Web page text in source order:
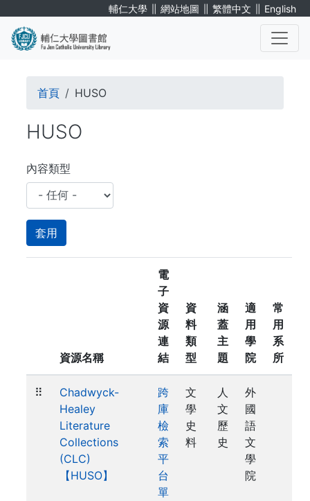
輔仁大學 ∥ 網站地圖 ∥ 繁體中文 ∥ English
導
連
結
首頁 HUSO
HUSO
內容類型
資源名稱
電
子
資
源
連
結
資
料
類
型
涵
蓋
主
題
適
用
學
院
常
用
系
所
⠿
Chadwyck-
Healey
Literature
Collections
(CLC)
【HUSO】
跨
庫
檢
索
平
台
單
文
學
史
料
人
文
歷
史
外
國
語
文
學
院